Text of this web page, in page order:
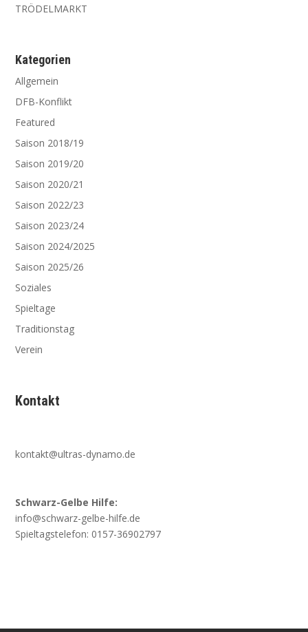
TRÖDELMARKT
Kate­go­rien
Allgemein
DFB-Konflikt
Featured
Saison 2018/19
Saison 2019/20
Saison 2020/21
Saison 2022/23
Saison 2023/24
Saison 2024/2025
Saison 2025/26
Soziales
Spieltage
Traditionstag
Verein
Kontakt
kontakt@ultras-dynamo.de
Schwarz-Gelbe Hilfe:
info@schwarz-gelbe-hilfe.de
Spieltagstelefon: 0157-36902797